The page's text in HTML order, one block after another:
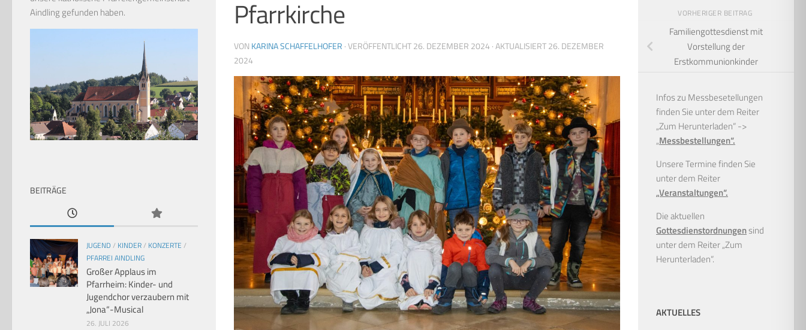
Pfarrkirche
VONKARINA SCHAFFELHOFER · VERÖFFENTLICHT26. DEZEMBER 2024 · AKTUALISIERT26. DEZEMBER
2024
Aindling gefunden haben.
BEITRÄGE
JUGEND / KINDER/ KONZERTE /
PFARREI AINDLING
Großer Applaus im
Pfarrheim: Kinder- und
Jugendchor verzaubern mit
„Jona“-Musical
26. JULI 2026
VORHERIGER BEITRAG
Familiengottesdienst mit
Vorstellung der
Erstkommunionkinder
Infos zu Messbesetellungen
finden Sie unter dem Reiter
„Zum Herunterladen“ ->
„Messbestellungen“.
Unsere Termine finden Sie
unter dem Reiter
„Veranstaltungen“.
Die aktuellen
Gottesdienstordnungensind
unter dem Reiter „Zum
Herunterladen“.
AKTUELLES